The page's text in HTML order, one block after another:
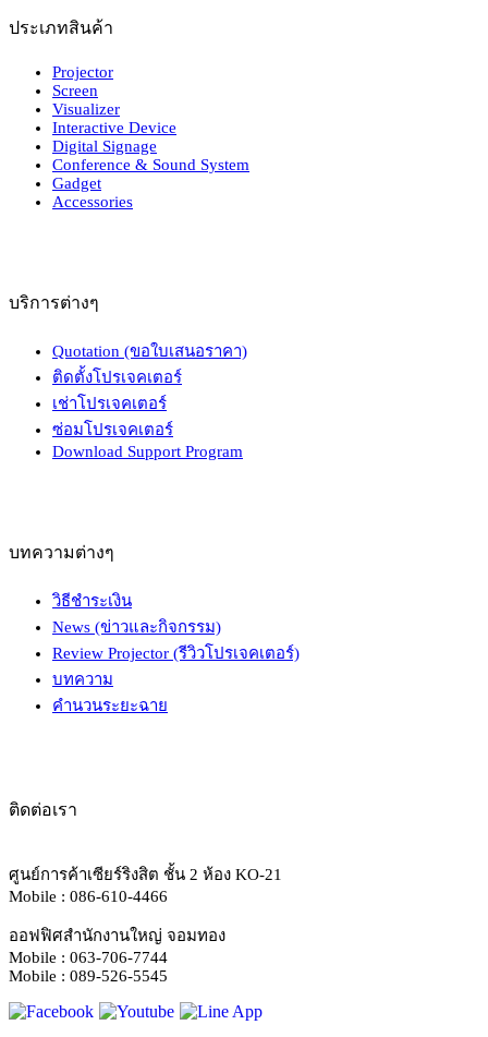
ประเภทสินค้า
Projector
Screen
Visualizer
Interactive Device
Digital Signage
Conference & Sound System
Gadget
Accessories
บริการต่างๆ
Quotation (ขอใบเสนอราคา)
ติดตั้งโปรเจคเตอร์
เช่าโปรเจคเตอร์
ซ่อมโปรเจคเตอร์
Download Support Program
บทความต่างๆ
วิธีชำระเงิน
News (ข่าวและกิจกรรม)
Review Projector (รีวิวโปรเจคเตอร์)
บทความ
คำนวนระยะฉาย
ติดต่อเรา
ศูนย์การค้าเซียร์ริงสิต ชั้น 2 ห้อง KO-21
Mobile : 086-610-4466
ออฟฟิศสำนักงานใหญ่ จอมทอง
Mobile : 063-706-7744
Mobile : 089-526-5545